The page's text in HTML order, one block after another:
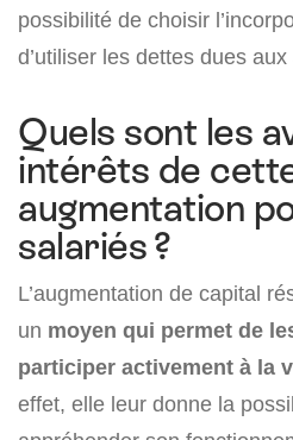
possibilité de choisir
d’utiliser les dettes dues
Quels sont les
intérêts de
augmentation
salariés ?
L’augmentation de capital
un moyen qui permet de
participer activement à la
effet, elle leur donne la